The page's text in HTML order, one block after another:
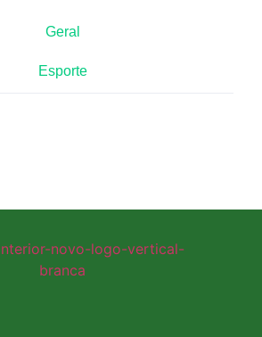
Geral
Esporte